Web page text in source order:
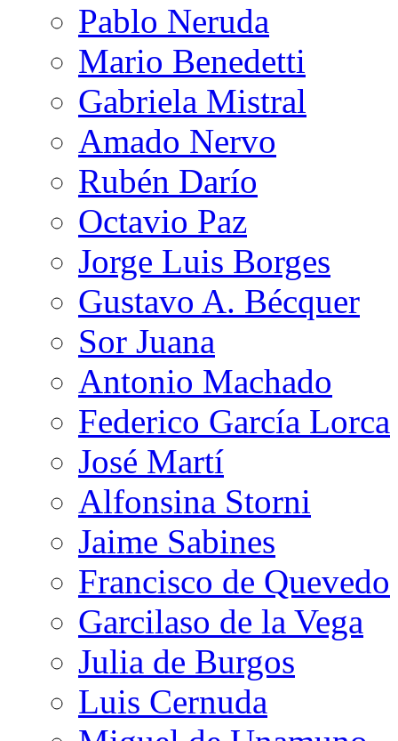
Pablo Neruda
Mario Benedetti
Gabriela Mistral
Amado Nervo
Rubén Darío
Octavio Paz
Jorge Luis Borges
Gustavo A. Bécquer
Sor Juana
Antonio Machado
Federico García Lorca
José Martí
Alfonsina Storni
Jaime Sabines
Francisco de Quevedo
Garcilaso de la Vega
Julia de Burgos
Luis Cernuda